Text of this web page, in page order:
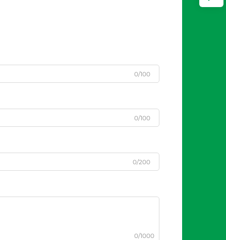
0/100
0/100
0/200
0/1000